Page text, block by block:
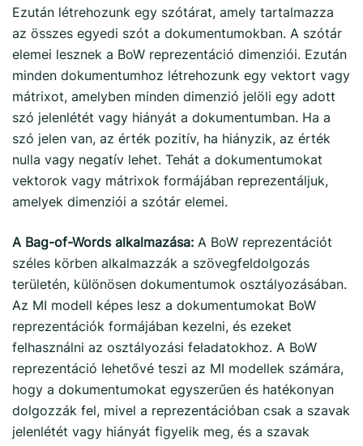
Ezután létrehozunk egy szótárat, amely tartalmazza
az összes egyedi szót a dokumentumokban. A szótár
elemei lesznek a BoW reprezentáció dimenziói. Ezután
minden dokumentumhoz létrehozunk egy vektort vagy
mátrixot, amelyben minden dimenzió jelöli egy adott
szó jelenlétét vagy hiányát a dokumentumban. Ha a
szó jelen van, az érték pozitív, ha hiányzik, az érték
nulla vagy negatív lehet. Tehát a dokumentumokat
vektorok vagy mátrixok formájában reprezentáljuk,
amelyek dimenziói a szótár elemei.
A Bag-of-Words alkalmazása: A BoW reprezentációt
széles körben alkalmazzák a szövegfeldolgozás
területén, különösen dokumentumok osztályozásában.
Az MI modell képes lesz a dokumentumokat BoW
reprezentációk formájában kezelni, és ezeket
felhasználni az osztályozási feladatokhoz. A BoW
reprezentáció lehetővé teszi az MI modellek számára,
hogy a dokumentumokat egyszerűen és hatékonyan
dolgozzák fel, mivel a reprezentációban csak a szavak
jelenlétét vagy hiányát figyelik meg, és a szavak